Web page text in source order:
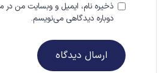
ذخیره نام، ایمیل و وبسایت من در
دوباره دیدگاهی می‌نویسم.